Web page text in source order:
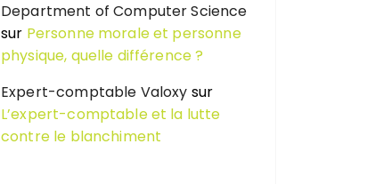
Department of Computer Science
sur Personne morale et personne
physique, quelle différence ?
Expert-comptable Valoxy sur
L’expert-comptable et la lutte
contre le blanchiment